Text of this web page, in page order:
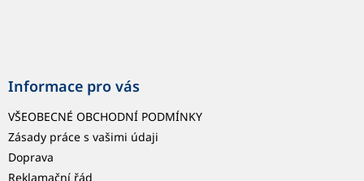
Informace pro vás
VŠEOBECNÉ OBCHODNÍ PODMÍNKY
Zásady práce s vašimi údaji
Doprava
Reklamační řád